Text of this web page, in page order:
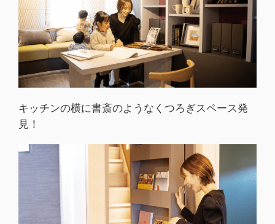
キッチンの横に書斎のようなくつろぎスペース発
見！